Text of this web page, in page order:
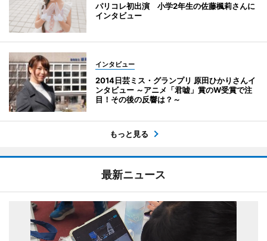
パリコレ初出演 小学2年生の佐藤楓莉さんに
インタビュー
インタビュー
2014日芸ミス・グランプリ 原田ひかりさんイ
ンタビュー ～アニメ「君嘘」賞のW受賞で注
目！その後の反響は？～
もっと見る
最新ニュース